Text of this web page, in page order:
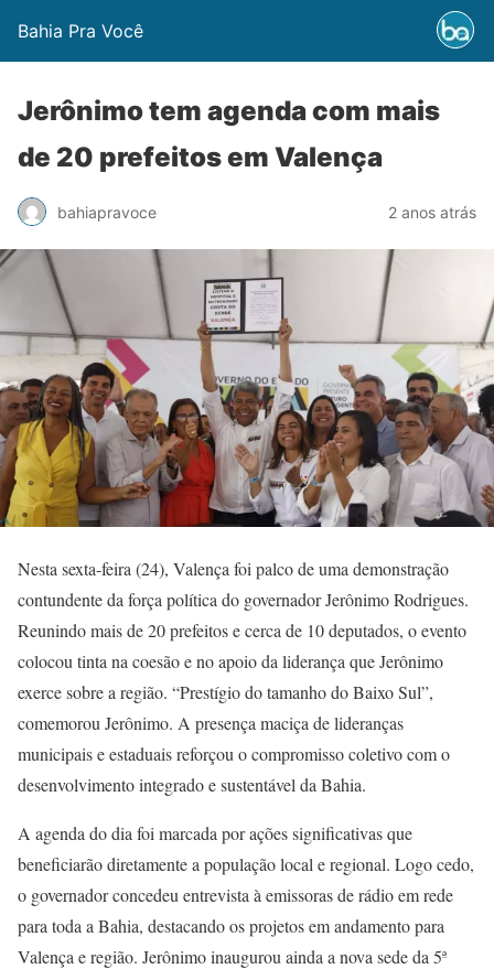
Bahia Pra Você
Jerônimo tem agenda com mais
de 20 prefeitos em Valença
bahiapravoce 2 anos atrás
Nesta sexta-feira (24), Valença foi palco de uma demonstração
contundente da força política do governador Jerônimo Rodrigues.
Reunindo mais de 20 prefeitos e cerca de 10 deputados, o evento
colocou tinta na coesão e no apoio da liderança que Jerônimo
exerce sobre a região. “Prestígio do tamanho do Baixo Sul”,
comemorou Jerônimo. A presença maciça de lideranças
municipais e estaduais reforçou o compromisso coletivo com o
desenvolvimento integrado e sustentável da Bahia.
A agenda do dia foi marcada por ações significativas que
beneficiarão diretamente a população local e regional. Logo cedo,
o governador concedeu entrevista à emissoras de rádio em rede
para toda a Bahia, destacando os projetos em andamento para
Valença e região. Jerônimo inaugurou ainda a nova sede da 5ª